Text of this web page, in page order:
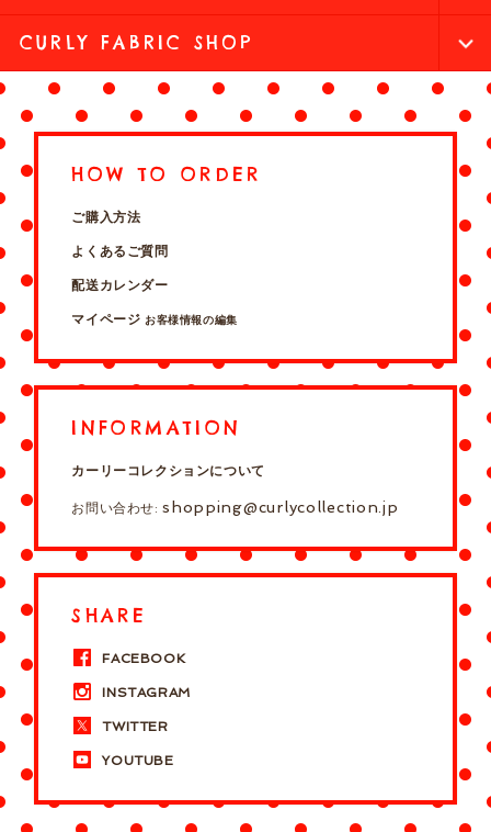
CURLY FABRIC SHOP
HOW TO ORDER
ご購入方法
よくあるご質問
配送カレンダー
マイページ お客様情報の編集
INFORMATION
カーリーコレクションについて
お問い合わせ:shopping@curlycollection.jp
SHARE
FACEBOOK
INSTAGRAM
TWITTER
YOUTUBE